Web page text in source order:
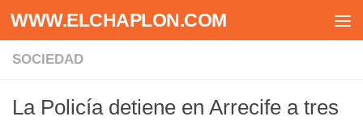
Saltar al contenido
WWW.ELCHAPLON.COM
SOCIEDAD
La Policía detiene en Arrecife a tres